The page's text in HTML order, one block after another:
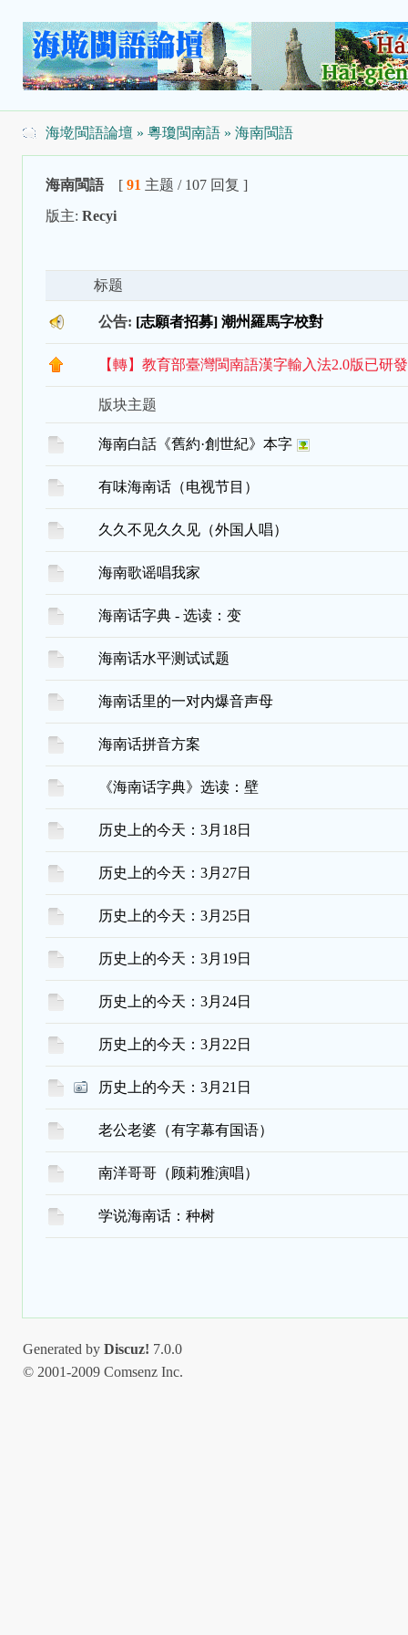
海墘閩語論壇 » 粵瓊閩南語» 海南閩語
海南閩語 [ 91 主题 / 107 回复 ]
版主: Recyi
标题
公告: [志願者招募] 潮州羅馬字校對
【轉】教育部臺灣閩南語漢字輸入法2.0版已研
版块主题
海南白話《舊約·創世紀》本字
有味海南话（电视节目）
久久不见久久见（外国人唱）
海南歌谣唱我家
海南话字典 - 选读：变
海南话水平测试试题
海南话里的一对内爆音声母
海南话拼音方案
《海南话字典》选读：壁
历史上的今天：3月18日
历史上的今天：3月27日
历史上的今天：3月25日
历史上的今天：3月19日
历史上的今天：3月24日
历史上的今天：3月22日
历史上的今天：3月21日
老公老婆（有字幕有国语）
南洋哥哥（顾莉雅演唱）
学说海南话：种树
Generated by Discuz! 7.0.0
© 2001-2009 Comsenz Inc.